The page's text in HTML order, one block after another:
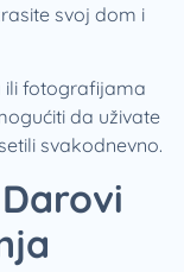
svoj dom i
ili fotografijama
da uživate
svakodnevno.